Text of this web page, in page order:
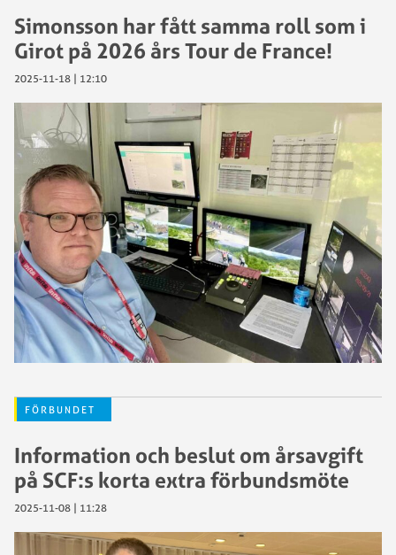
Simonsson har fått samma roll som i
Girot på 2026 års Tour de France!
2025-11-18 | 12:10
FÖRBUNDET
Information och beslut om årsavgift
på SCF:s korta extra förbundsmöte
2025-11-08 | 11:28